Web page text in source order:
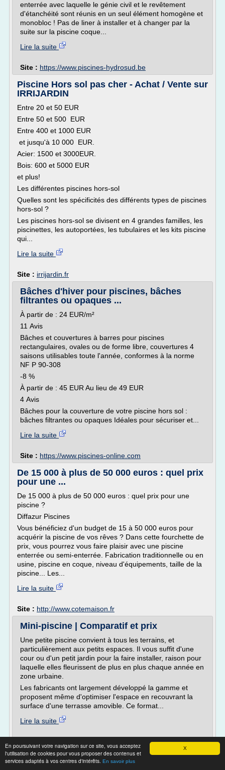
X
En poursuivant votre navigation sur ce site, vous acceptez
l'utilisation de cookies pour vous proposer des contenus et
services adaptés à vos centres d'intérêts. En savoir plus
enterrée avec laquelle le génie civil et le revêtement
d'étanchéité sont réunis en un seul élément homogène et
monobloc ! Pas de liner à installer et à changer par la
suite sur la piscine coque...
Lire la suite
Site : https://www.piscines-hydrosud.be
Piscine Hors sol pas cher - Achat / Vente sur
IRRIJARDIN
Entre 20 et 50 EUR
Entre 50 et 500 EUR
Entre 400 et 1000 EUR
et jusqu'à 10 000 EUR.
Acier: 1500 et 3000EUR.
Bois: 600 et 5000 EUR
et plus!
Les différentes piscines hors-sol
Quelles sont les spécificités des différents types de piscines
hors-sol ?
Les piscines hors-sol se divisent en 4 grandes familles, les
piscinettes, les autoportées, les tubulaires et les kits piscine
qui...
Lire la suite
Site : irrijardin.fr
Bâches d'hiver pour piscines, bâches
filtrantes ou opaques ...
À partir de : 24 EUR/m²
11 Avis
Bâches et couvertures à barres pour piscines
rectangulaires, ovales ou de forme libre, couvertures 4
saisons utilisables toute l'année, conformes à la norme
NF P 90-308
-8 %
À partir de : 45 EUR Au lieu de 49 EUR
4 Avis
Bâches pour la couverture de votre piscine hors sol :
bâches filtrantes ou opaques Idéales pour sécuriser et...
Lire la suite
Site : https://www.piscines-online.com
De 15 000 à plus de 50 000 euros : quel prix
pour une ...
De 15 000 à plus de 50 000 euros : quel prix pour une
piscine ?
Diffazur Piscines
Vous bénéficiez d'un budget de 15 à 50 000 euros pour
acquérir la piscine de vos rêves ? Dans cette fourchette de
prix, vous pourrez vous faire plaisir avec une piscine
enterrée ou semi-enterrée. Fabrication traditionnelle ou en
usine, piscine en coque, niveau d'équipements, taille de la
piscine... Les...
Lire la suite
Site : http://www.cotemaison.fr
Mini-piscine | Comparatif et prix
Une petite piscine convient à tous les terrains, et
particulièrement aux petits espaces. Il vous suffit d'une
cour ou d'un petit jardin pour la faire installer, raison pour
laquelle elles fleurissent de plus en plus chaque année en
zone urbaine.
Les fabricants ont largement développé la gamme et
proposent même d'optimiser l'espace en recouvrant la
surface d'une terrasse amovible. Ce format...
Lire la suite
Prix d’un abri de piscine et tarif pas cher,